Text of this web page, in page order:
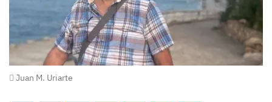
Juan M. Uriarte